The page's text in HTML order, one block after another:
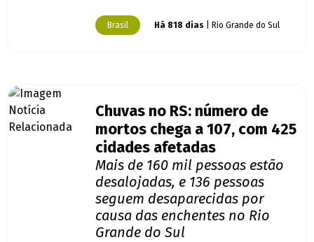
Brasil Há 818 dias | Rio Grande do Sul
Chuvas no RS: número de
mortos chega a 107, com 425
cidades afetadas
Mais de 160 mil pessoas estão
desalojadas, e 136 pessoas
seguem desaparecidas por
causa das enchentes no Rio
Grande do Sul